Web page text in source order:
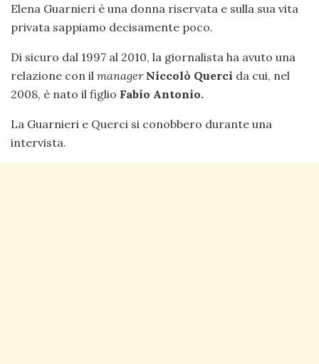
Elena Guarnieri è una donna riservata e sulla sua vita
privata sappiamo decisamente poco.
Di sicuro dal 1997 al 2010, la giornalista ha avuto una
relazione con il manager Niccolò Querci da cui, nel
2008, è nato il figlio Fabio Antonio.
La Guarnieri e Querci si conobbero durante una
intervista.